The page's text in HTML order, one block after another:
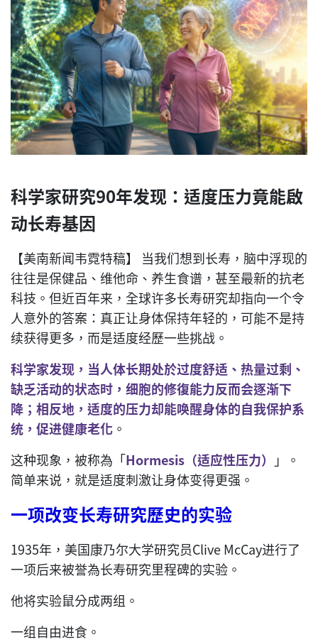
科学家研究90年发现：适度压力竟能啟
动长寿基因
【美南新闻韦霓特稿】 当我们想到长寿，脑中浮现的
往往是保健品、维他命、养生食谱，甚至最新的抗老
科技。但近百年来，全球许多长寿研究却指向一个令
人意外的答案：真正让身体保持年轻的，可能不是持
续获得更多，而是适度经歷一些挑战。
科学家发现，当人体长期处於过度舒适、热量过剩、
缺乏活动的状态时，细胞的修復能力反而会逐渐下
降；相反地，适度的压力却能唤醒身体的自我保护系
统，促进健康老化 。
这种现象，被称為「Hormesis（适应性压力）
」。
简单来说，就是适度刺激让身体变得更强。
一项改变长寿研究歷史的实验
1935年，美国康乃尔大学研究员Clive McCay进行了
一项后来被誉為长寿研究里程碑的实验。
他将实验鼠分成两组。
一组自由进食。